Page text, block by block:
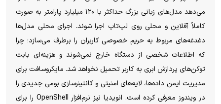
می‌دهد مدل‌های زبانی بزرگ حداکثر با ۱۲۰ میلیارد پارامتر به صورت
کاملاً آفلاین و محلی روی لپ‌تاپ اجرا شوند. اجرای محلی مدل‌ها
دغدغه‌های مربوط به حریم خصوصی کاربران را برطرف می‌سازد؛ چرا
که اطلاعات شخصی از دستگاه خارج نمی‌شوند و هزینه‌ای بابت
توکن‌های پردازش ابری به کاربر تحمیل نخواهد شد. مایکروسافت برای
مدیریت ایمن داده‌ها، لایه‌های امنیتی و کانتینرسازی بومی جدیدی را
در ویندوز معرفی کرده است. انویدیا نیز نرم‌افزار OpenShell را برای